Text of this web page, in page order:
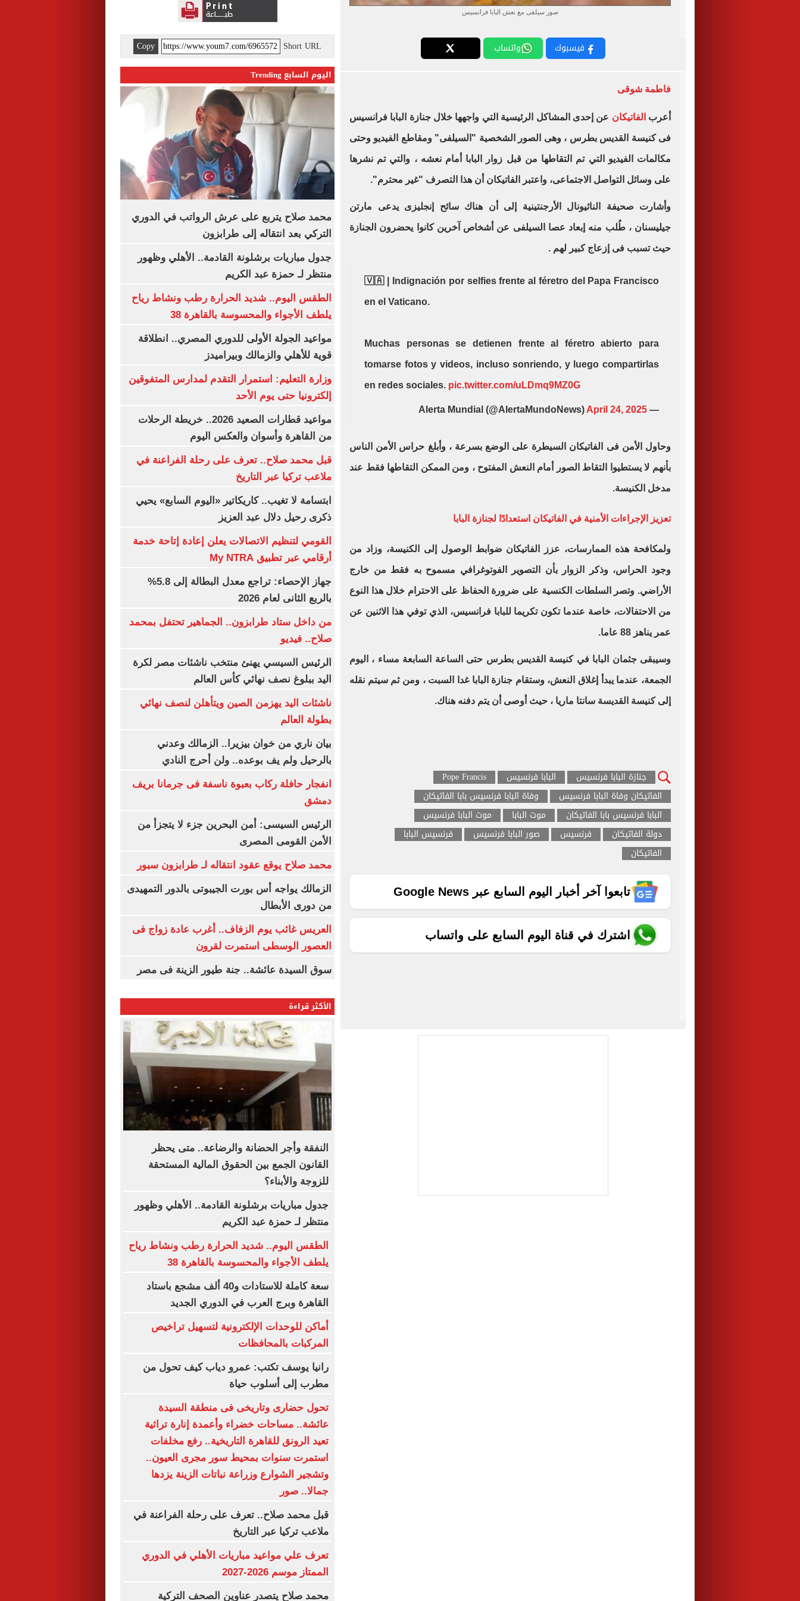
صور سيلفى مع نعش البابا فرانسيس
فيسبوك واتساب
فاطمة شوقى
أعرب الفاتيكان عن إحدى المشاكل الرئيسية التي واجهها خلال جنازة البابا فرانسيس
فى كنيسة القديس بطرس ، وهى الصور الشخصية "السيلفى" ومقاطع الفيديو وحتى
مكالمات الفيديو التي تم التقاطها من قبل زوار البابا أمام نعشه ، والتي تم نشرها
على وسائل التواصل الاجتماعى، واعتبر الفاتيكان أن هذا التصرف "غير محترم".
وأشارت صحيفة الناثيونال الأرجنتينية إلى أن هناك سائح إنجليزى يدعى مارتن
جيليسنان ، طُلب منه إبعاد عصا السيلفى عن أشخاص آخرين كانوا يحضرون الجنازة
حيث تسبب فى إزعاج كبير لهم .
🇻🇦 | Indignación por selfies frente al féretro del Papa Francisco
en el Vaticano.
Muchas personas se detienen frente al féretro abierto para
tomarse fotos y videos, incluso sonriendo, y luego compartirlas
en redes sociales. pic.twitter.com/uLDmq9MZ0G
— Alerta Mundial (@AlertaMundoNews)
April 24, 2025
وحاول الأمن فى الفاتيكان السيطرة على الوضع بسرعة ، وأبلغ حراس الأمن الناس
بأنهم لا يستطيوا التقاط الصور أمام النعش المفتوح ، ومن الممكن التقاطها فقط عند
مدخل الكنيسة.
تعزيز الإجراءات الأمنية في الفاتيكان استعدادًا لجنازة البابا
ولمكافحة هذه الممارسات، عزز الفاتيكان ضوابط الوصول إلى الكنيسة، وزاد من
وجود الحراس، وذكر الزوار بأن التصوير الفوتوغرافي مسموح به فقط من خارج
الأراضي. وتصر السلطات الكنسية على ضرورة الحفاظ على الاحترام خلال هذا النوع
من الاحتفالات، خاصة عندما تكون تكريما للبابا فرانسيس، الذي توفي هذا الاثنين عن
عمر يناهز 88 عاما.
وسيبقى جثمان البابا في كنيسة القديس بطرس حتى الساعة السابعة مساء ، اليوم
الجمعة، عندما يبدأ إغلاق النعش، وستقام جنازة البابا غدا السبت ، ومن ثم سيتم نقله
إلى كنيسة القديسة سانتا ماريا ، حيث أوصى أن يتم دفنه هناك.
جنازة البابا فرنسيس البابا فرنسيس
Pope Francis
الفاتيكان وفاة البابا فرنسيس
وفاة البابا فرنسيس بابا الفاتيكان
البابا فرنسيس بابا الفاتيكان
موت البابا
موت البابا فرنسيس
دولة الفاتيكان
فرنسيس صور البابا فرنسيس
فرنسيس البابا
الفاتيكان
تابعوا آخر أخبار اليوم السابع عبر Google News
اشترك في قناة اليوم السابع على واتساب
Short URL
Copy
اليوم السابع Trending
محمد صلاح يتربع على عرش الرواتب في الدوري
التركي بعد انتقاله إلى طرابزون
جدول مباريات برشلونة القادمة.. الأهلي وظهور
منتظر لـ حمزة عبد الكريم
الطقس اليوم.. شديد الحرارة رطب ونشاط رياح
يلطف الأجواء والمحسوسة بالقاهرة 38
مواعيد الجولة الأولى للدوري المصري.. انطلاقة
قوية للأهلي والزمالك وبيراميدز
وزارة التعليم: استمرار التقدم لمدارس المتفوقين
إلكترونيا حتى يوم الأحد
مواعيد قطارات الصعيد 2026.. خريطة الرحلات
من القاهرة وأسوان والعكس اليوم
قبل محمد صلاح.. تعرف على رحلة الفراعنة في
ملاعب تركيا عبر التاريخ
ابتسامة لا تغيب.. كاريكاتير «اليوم السابع» يحيي
ذكرى رحيل دلال عبد العزيز
القومي لتنظيم الاتصالات يعلن إعادة إتاحة خدمة
أرقامي عبر تطبيق My NTRA
جهاز الإحصاء: تراجع معدل البطالة إلى 5.8%
بالربع الثانى لعام 2026
من داخل ستاد طرابزون.. الجماهير تحتفل بمحمد
صلاح.. فيديو
الرئيس السيسي يهنئ منتخب ناشئات مصر لكرة
اليد ببلوغ نصف نهائي كأس العالم
ناشئات اليد يهزمن الصين ويتأهلن لنصف نهائي
بطولة العالم
بيان ناري من خوان بيزيرا.. الزمالك وعدني
بالرحيل ولم يف بوعده.. ولن أحرج النادي
انفجار حافلة ركاب بعبوة ناسفة فى جرمانا بريف
دمشق
الرئيس السيسى: أمن البحرين جزء لا يتجزأ من
الأمن القومى المصرى
محمد صلاح يوقع عقود انتقاله لـ طرابزون سبور
الزمالك يواجه أس بورت الجيبوتى بالدور التمهيدى
من دورى الأبطال
العريس غائب يوم الزفاف.. أغرب عادة زواج فى
العصور الوسطى استمرت لقرون
سوق السيدة عائشة.. جنة طيور الزينة فى مصر
الأكثر قراءة
النفقة وأجر الحضانة والرضاعة.. متى يحظر
القانون الجمع بين الحقوق المالية المستحقة
للزوجة والأبناء؟
جدول مباريات برشلونة القادمة.. الأهلي وظهور
منتظر لـ حمزة عبد الكريم
الطقس اليوم.. شديد الحرارة رطب ونشاط رياح
يلطف الأجواء والمحسوسة بالقاهرة 38
سعة كاملة للاستادات و40 ألف مشجع باستاد
القاهرة وبرج العرب في الدوري الجديد
أماكن للوحدات الإلكترونية لتسهيل تراخيص
المركبات بالمحافظات
رانيا يوسف تكتب: عمرو دياب كيف تحول من
مطرب إلى أسلوب حياة
تحول حضارى وتاريخى فى منطقة السيدة
عائشة.. مساحات خضراء وأعمدة إنارة تراثية
تعيد الرونق للقاهرة التاريخية.. رفع مخلفات
استمرت سنوات بمحيط سور مجرى العيون..
وتشجير الشوارع وزراعة نباتات الزينة يزدها
جمالا.. صور
قبل محمد صلاح.. تعرف على رحلة الفراعنة في
ملاعب تركيا عبر التاريخ
تعرف علي مواعيد مباريات الأهلي في الدوري
الممتاز موسم 2026-2027
محمد صلاح يتصدر عناوين الصحف التركية